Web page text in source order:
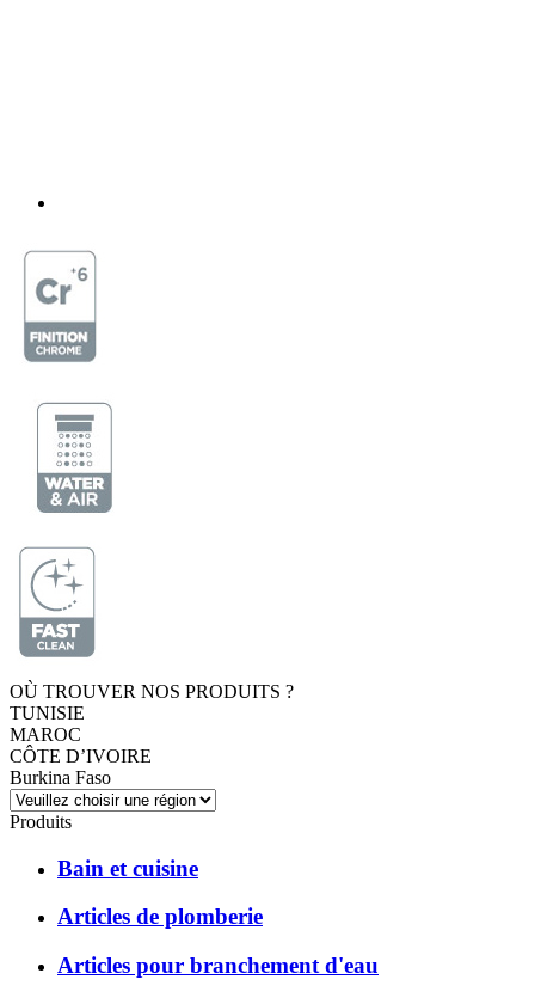
OÙ TROUVER NOS PRODUITS ?
TUNISIE
MAROC
CÔTE D’IVOIRE
Burkina Faso
Produits
Bain et cuisine
Articles de plomberie
Articles pour branchement d'eau